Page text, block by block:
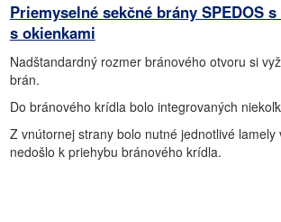
Priemyselné sekčné brány SPEDOS
s okienkami
Nadštandardný rozmer bránového otvoru si
brán.
Do bránového krídla bolo integrovaných
Z vnútornej strany bolo nutné jednotlivé
nedošlo k priehybu bránového krídla.